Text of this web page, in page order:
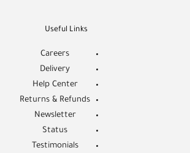
Useful Links
Careers
Delivery
Help Center
Returns & Refunds
Newsletter
Status
Testimonials